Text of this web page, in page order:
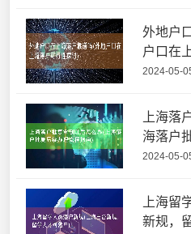
外地户
户口在
2024-05-
上海落
海落户
2024-05-
上海留
新规，